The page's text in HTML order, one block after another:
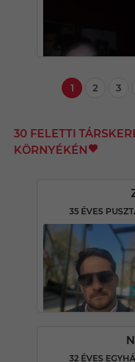
1 2 3
30 FELETTI
KÖRNYÉKÉN
35 ÉVES
32 ÉVES